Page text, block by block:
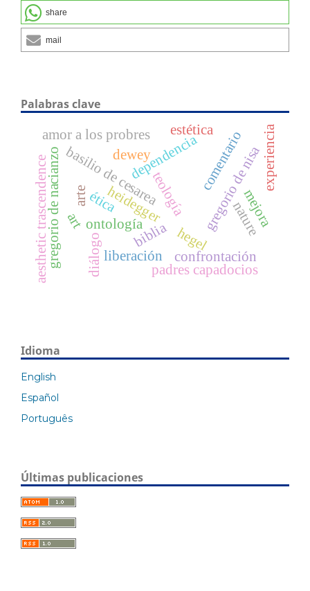
share
mail
Palabras clave
biblia
teología
heidegger
hegel
ontología
confrontación
padres capadocios
basilio de cesarea gregorio de nisa
gregorio de nacianzo
amor a los probresdependencia
liberación
diálogo
ética
comentario
dewey
arte
art
estética experiencia
nature
aesthetic trascendence mejora
Idioma
English
Español
Português
Últimas publicaciones